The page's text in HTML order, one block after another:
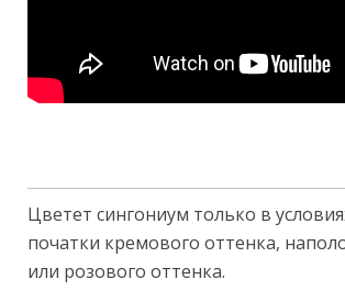
Цветет сингониум только в
початки кремового оттенка,
или розового оттенка.